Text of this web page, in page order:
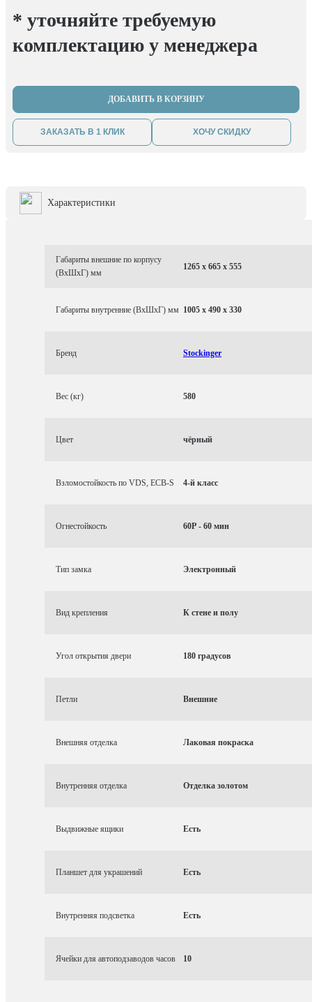
* уточняйте требуемую
комплектацию у менеджера
ДОБАВИТЬ В КОРЗИНУ
ЗАКАЗАТЬ В 1 КЛИК ХОЧУ СКИДКУ
Характеристики
Габариты внешние по корпусу
(ВхШхГ) мм
1265 x 665 x 555
Габариты внутренние (ВхШхГ) мм 1005 x 490 x 330
Бренд Stockinger
Вес (кг) 580
Цвет чёрный
Взломостойкость по VDS, ECB-S 4-й класс
Огнестойкость 60P - 60 мин
Тип замка Электронный
Вид крепления К стене и полу
Угол открытия двери 180 градусов
Петли Внешние
Внешняя отделка Лаковая покраска
Внутренняя отделка Отделка золотом
Выдвижные ящики Есть
Планшет для украшений Есть
Внутренняя подсветка Есть
Ячейки для автоподзаводов часов 10